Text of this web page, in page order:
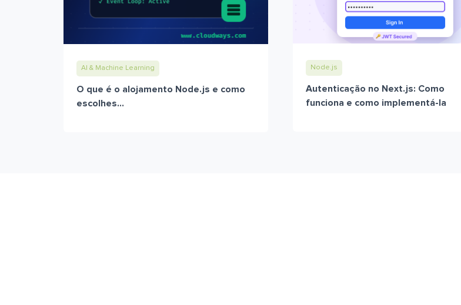
AI & Machine Learning
O que é o alojamento Node.js e como
escolhes...
Node.js
Autenticação no Next.js: Como
funciona e como implementá-la